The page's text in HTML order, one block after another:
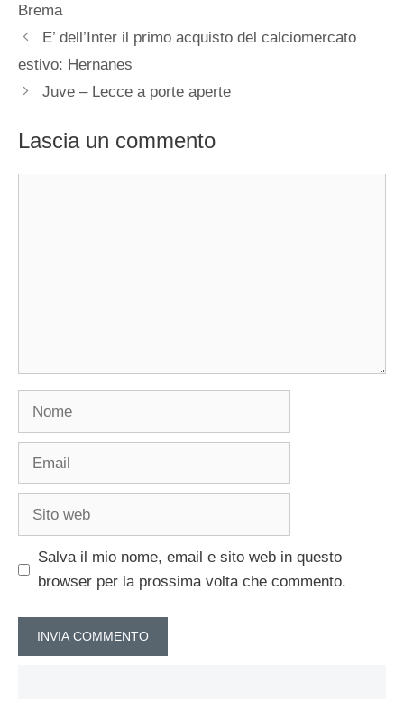
Brema
E’ dell’Inter il primo acquisto del calciomercato
estivo: Hernanes
Juve – Lecce a porte aperte
Lascia un commento
Nome
Email
Sito
Salva il mio nome, email e sito web in questo
browser per la prossima volta che commento.